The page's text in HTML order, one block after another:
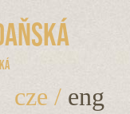
cze / eng